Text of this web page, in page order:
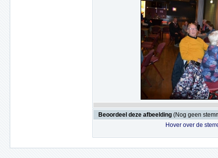
Beoordeel deze afbeelding (Nog geen
Hover over de